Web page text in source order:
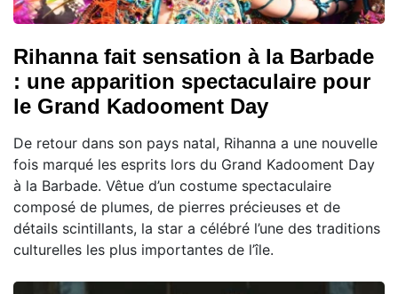
Rihanna fait sensation à la Barbade
: une apparition spectaculaire pour
le Grand Kadooment Day
De retour dans son pays natal, Rihanna a une nouvelle
fois marqué les esprits lors du Grand Kadooment Day
à la Barbade. Vêtue d’un costume spectaculaire
composé de plumes, de pierres précieuses et de
détails scintillants, la star a célébré l’une des traditions
culturelles les plus importantes de l’île.